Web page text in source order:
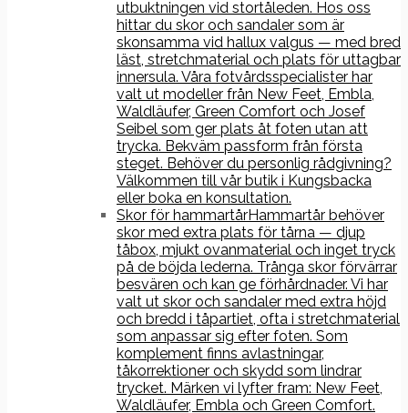
utbuktningen vid stortåleden. Hos oss
hittar du skor och sandaler som är
skonsamma vid hallux valgus — med bred
läst, stretchmaterial och plats för uttagbar
innersula. Våra fotvårdsspecialister har
valt ut modeller från New Feet, Embla,
Waldläufer, Green Comfort och Josef
Seibel som ger plats åt foten utan att
trycka. Bekväm passform från första
steget. Behöver du personlig rådgivning?
Välkommen till vår butik i Kungsbacka
eller boka en konsultation.
Skor för hammartårHammartår behöver
skor med extra plats för tårna — djup
tåbox, mjukt ovanmaterial och inget tryck
på de böjda lederna. Trånga skor förvärrar
besvären och kan ge förhårdnader. Vi har
valt ut skor och sandaler med extra höjd
och bredd i tåpartiet, ofta i stretchmaterial
som anpassar sig efter foten. Som
komplement finns avlastningar,
tåkorrektioner och skydd som lindrar
trycket. Märken vi lyfter fram: New Feet,
Waldläufer, Embla och Green Comfort.